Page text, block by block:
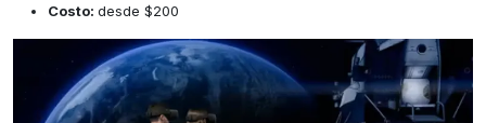
Costo: desde $200